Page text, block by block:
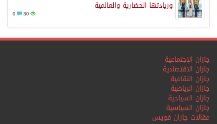
وريادتها الحضارية والعالمية
30
جازان الإجتماعية
جازان الاقتصادية
جازان الثقافية
جازان الرياضية
جازان السياحية
جازان السياسية
مقالات جازان فويس